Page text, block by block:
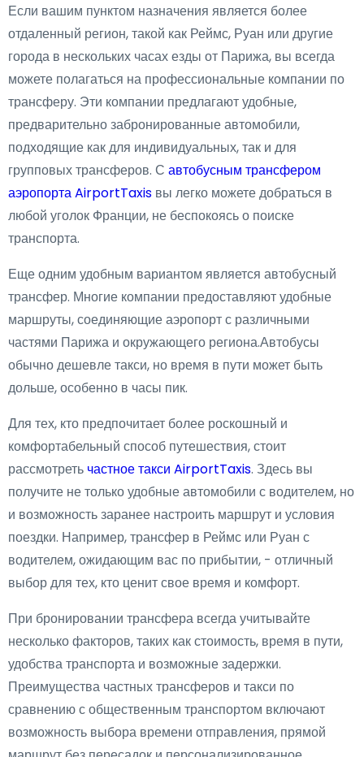
Если вашим пунктом назначения является более
отдаленный регион, такой как Реймс, Руан или другие
города в нескольких часах езды от Парижа, вы всегда
можете полагаться на профессиональные компании по
трансферу. Эти компании предлагают удобные,
предварительно забронированные автомобили,
подходящие как для индивидуальных, так и для
групповых трансферов. С автобусным трансфером
аэропорта AirportTaxis вы легко можете добраться в
любой уголок Франции, не беспокоясь о поиске
транспорта.
Еще одним удобным вариантом является автобусный
трансфер. Многие компании предоставляют удобные
маршруты, соединяющие аэропорт с различными
частями Парижа и окружающего региона.Автобусы
обычно дешевле такси, но время в пути может быть
дольше, особенно в часы пик.
Для тех, кто предпочитает более роскошный и
комфортабельный способ путешествия, стоит
рассмотреть частное такси AirportTaxis. Здесь вы
получите не только удобные автомобили с водителем, но
и возможность заранее настроить маршрут и условия
поездки. Например, трансфер в Реймс или Руан с
водителем, ожидающим вас по прибытии, - отличный
выбор для тех, кто ценит свое время и комфорт.
При бронировании трансфера всегда учитывайте
несколько факторов, таких как стоимость, время в пути,
удобства транспорта и возможные задержки.
Преимущества частных трансферов и такси по
сравнению с общественным транспортом включают
возможность выбора времени отправления, прямой